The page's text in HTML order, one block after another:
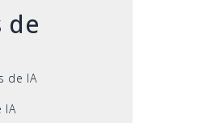
de
de IA
IA